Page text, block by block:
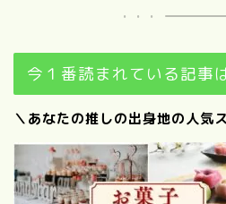
今１番読まれている記事
＼あなたの推しの出身地の人気